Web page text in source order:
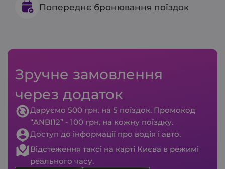
Попереднє бронювання поїздок
Зручне замовлення
через додаток
Даруємо 500 грн. на 5 поїздок. Промокод
“ANBI12” - 100 грн. на кожну поїздку.
Доступ до інформації про водія і авто.
Відстеження таксі на карті Києва в режимі
реального часу.